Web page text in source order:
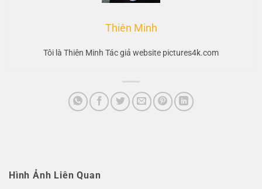
Thiên Minh
Tôi là Thiên Minh Tác giả website pictures4k.com
Hình Ảnh Liên Quan